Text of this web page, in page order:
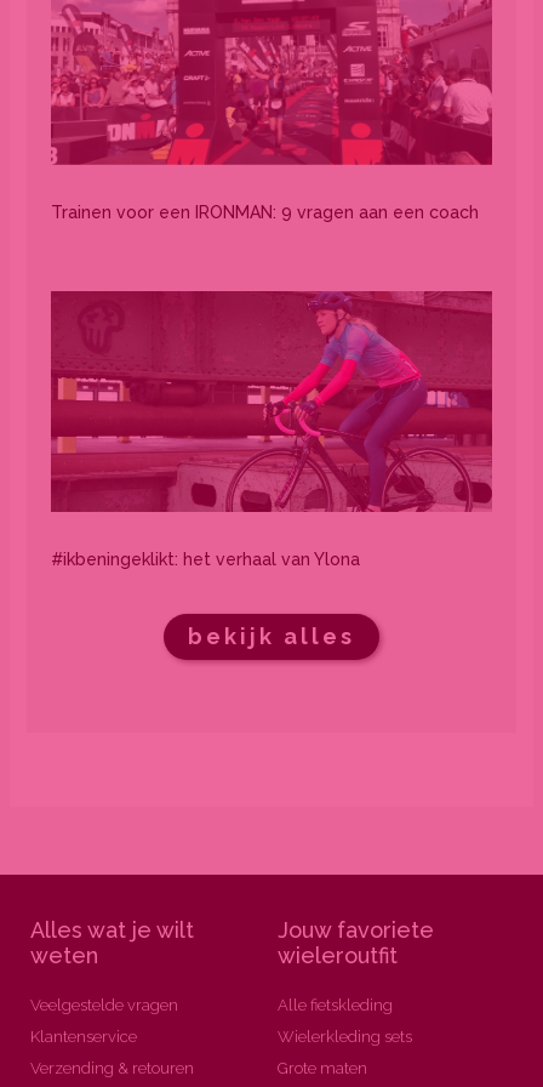
Trainen voor een IRONMAN: 9 vragen aan een coach
#ikbeningeklikt: het verhaal van Ylona
bekijk alles
Alles wat je wilt
weten
Veelgestelde vragen
Klantenservice
Verzending & retouren
Jouw favoriete
wieleroutfit
Alle fietskleding
Wielerkleding sets
Grote maten